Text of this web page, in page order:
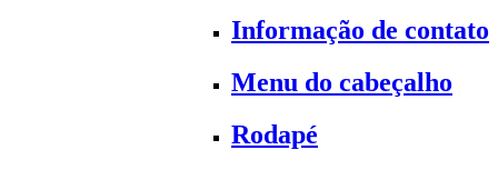
Informação de contato
Menu do cabeçalho
Rodapé